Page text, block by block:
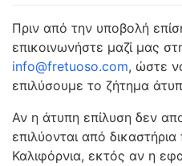
Πριν από την υποβολή
επικοινωνήστε μαζί μας
info@fretuoso.com, ώστε
επιλύσουμε το ζήτημα
Αν η άτυπη επίλυση δεν
επιλύονται από
Καλιφόρνια, εκτός αν η